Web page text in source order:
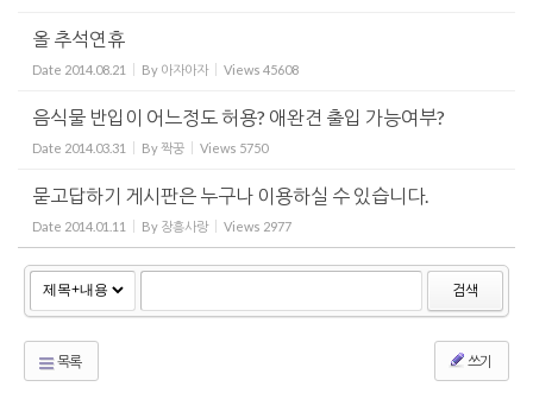
올 추석연휴
Date 2014.08.21 By 아자아자 Views 45608
음식물 반입이 어느정도 허용? 애완견 출입 가능여부?
Date 2014.03.31 By짝꿍 Views 5750
묻고답하기 게시판은 누구나 이용하실 수 있습니다.
Date 2014.01.11 By 장흥사랑 Views 2977
검색
목록 쓰기